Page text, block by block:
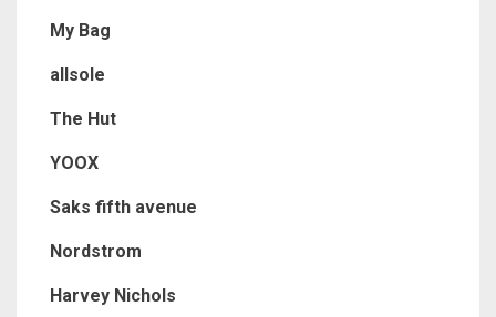
My Bag
allsole
The Hut
YOOX
Saks fifth avenue
Nordstrom
Harvey Nichols